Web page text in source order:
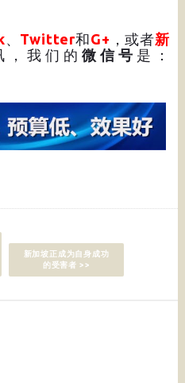
、 Twitter和G+ ，或者新
，我们的微信号 是：
新加坡正成为自身成功
的受害者 >>